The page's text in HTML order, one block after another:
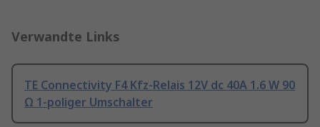
Verwandte Links
TE Connectivity F4 Kfz-Relais 12V dc 40A 1.6 W 90
Ω 1-poliger Umschalter